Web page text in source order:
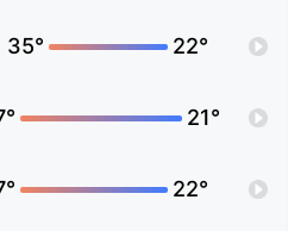
35° 22°
21°
22°